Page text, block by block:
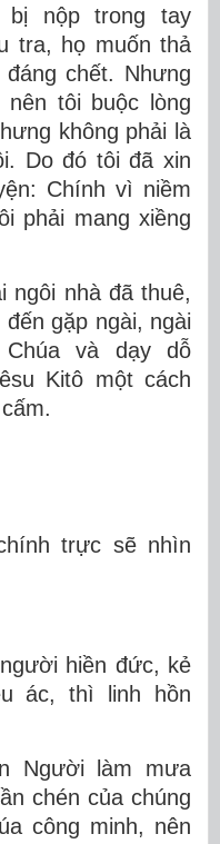
bị nộp trong tay
tra, họ muốn thả
chết. Nhưng
nên tôi buộc lòng
không phải là
Do đó tôi đã xin
Chính vì niềm
phải mang xiềng
ngôi nhà đã thuê,
gặp ngài, ngài
và dạy dỗ
Kitô một cách
trực sẽ nhìn
hiền đức, kẻ
ác, thì linh hồn
Người làm mưa
chén của chúng
công minh, nên